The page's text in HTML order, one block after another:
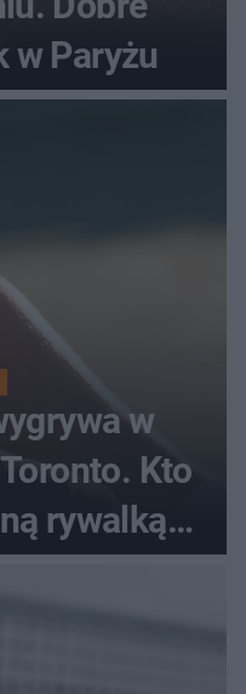
w Paryżu
w
Kto
rywalką